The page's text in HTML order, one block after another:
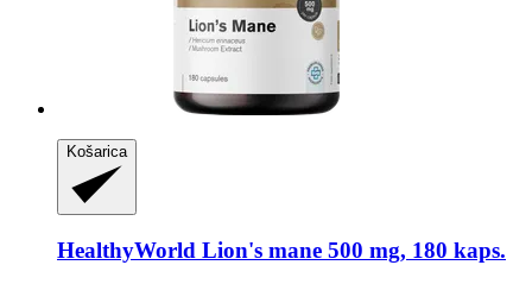
Košarica
HealthyWorld Lion's mane 500 mg, 180 kaps.